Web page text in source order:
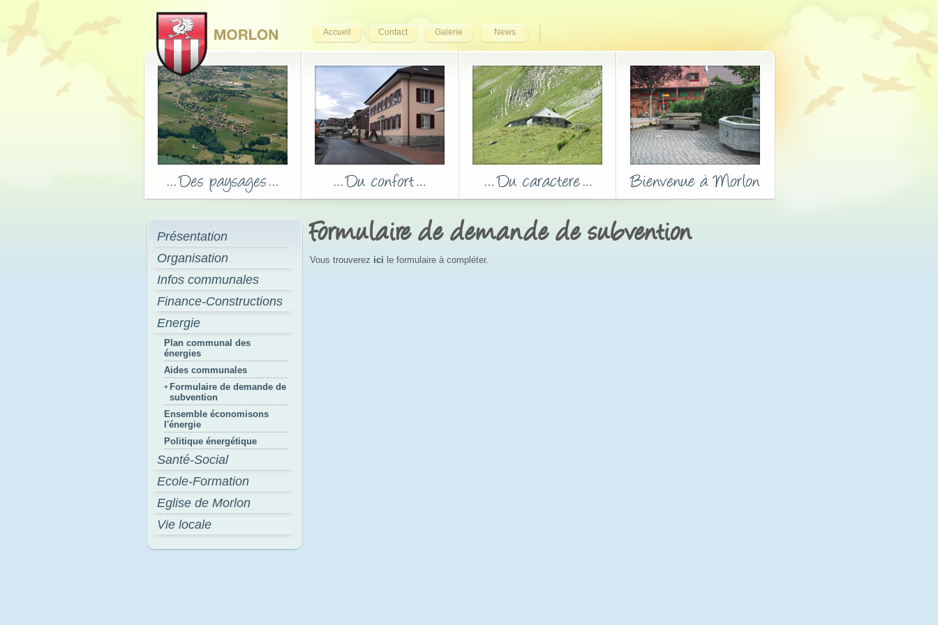
Accueil Contact Galerie News
Présentation
Organisation
Infos communales
Finance-Constructions
Energie
Plan communal des
énergies
Aides communales
Formulaire de demande de
subvention
Ensemble économisons
l'énergie
Politique énergétique
Santé-Social
Ecole-Formation
Eglise de Morlon
Vie locale
Formulaire de demande de subvention
Vous trouverez ici le formulaire à compléter.